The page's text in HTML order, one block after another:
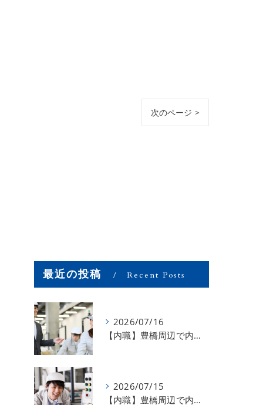
次のページ >
最近の投稿 Recent Posts
2026/07/16
【内職】豊橋周辺で内職のお仕事を探している方募集中！【お仕事の内容】
2026/07/15
【内職】豊橋周辺で内職のお仕事を探している方募集中！【急な学級閉鎖も安心】